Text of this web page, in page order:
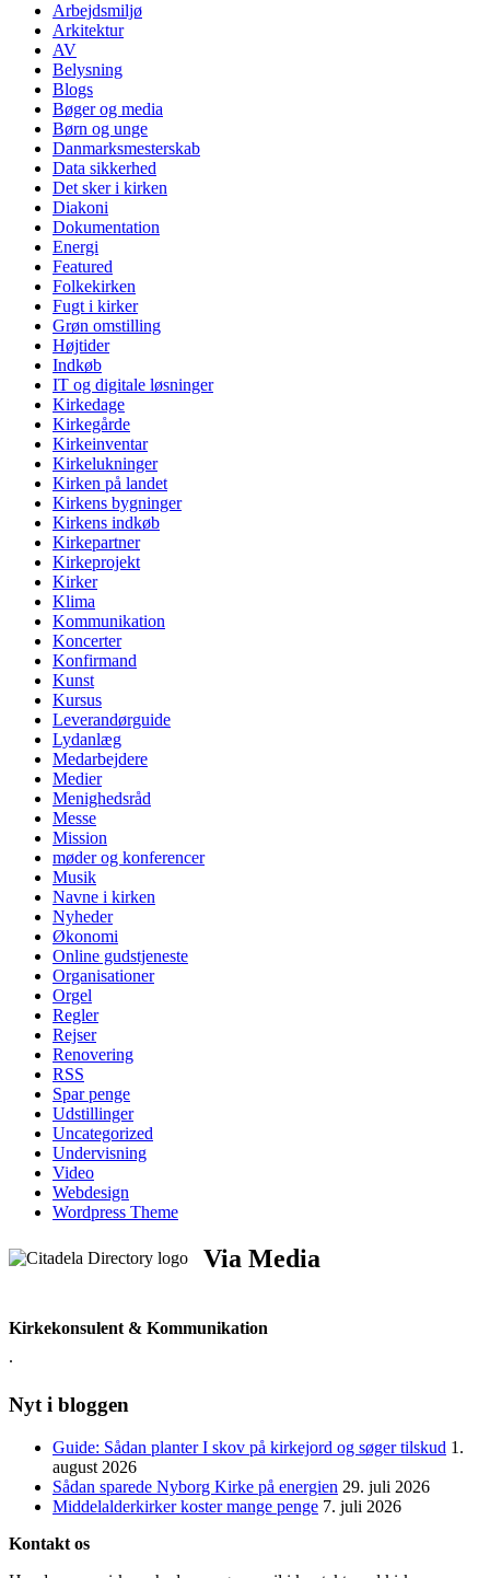
Arbejdsmiljø
Arkitektur
AV
Belysning
Blogs
Bøger og media
Børn og unge
Danmarksmesterskab
Data sikkerhed
Det sker i kirken
Diakoni
Dokumentation
Energi
Featured
Folkekirken
Fugt i kirker
Grøn omstilling
Højtider
Indkøb
IT og digitale løsninger
Kirkedage
Kirkegårde
Kirkeinventar
Kirkelukninger
Kirken på landet
Kirkens bygninger
Kirkens indkøb
Kirkepartner
Kirkeprojekt
Kirker
Klima
Kommunikation
Koncerter
Konfirmand
Kunst
Kursus
Leverandørguide
Lydanlæg
Medarbejdere
Medier
Menighedsråd
Messe
Mission
møder og konferencer
Musik
Navne i kirken
Nyheder
Økonomi
Online gudstjeneste
Organisationer
Orgel
Regler
Rejser
Renovering
RSS
Spar penge
Udstillinger
Uncategorized
Undervisning
Video
Webdesign
Wordpress Theme
Via Media
Kirkekonsulent & Kommunikation
.
Nyt i bloggen
Guide: Sådan planter I skov på kirkejord og søger tilskud 1.
august 2026
Sådan sparede Nyborg Kirke på energien 29. juli 2026
Middelalderkirker koster mange penge 7. juli 2026
Kontakt os